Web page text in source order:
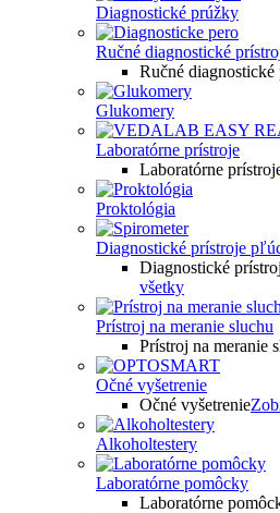
Diagnostické prúžky
Ručné diagnostické
Ručné diagnostické
Glukomery
Laboratórne prístroje
Laboratórne
Proktológia
Diagnostické prístroje
Diagnostické
všetky
Prístroj na meranie sluchu
Prístroj na meranie
Očné vyšetrenie
Očné vyšetrenie
Alkoholtestery
Laboratórne pomôcky
Laboratórne